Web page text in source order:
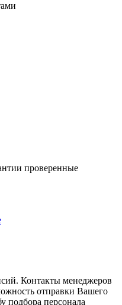
проверенные
Контакты менеджеров
отправки Вашего
подбора персонала